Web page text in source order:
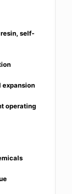
self-
expansion
operating